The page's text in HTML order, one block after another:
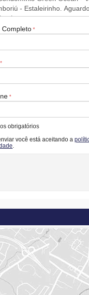
Completo
obrigatórios
você está aceitando a